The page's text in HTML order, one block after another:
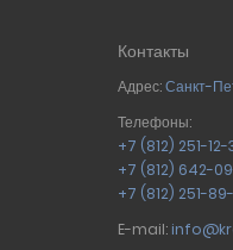
Контакты
Адрес:Санкт-
Телефоны:
+7 (812) 251-12-
+7 (812) 642-
+7 (812) 251-
E-mail: